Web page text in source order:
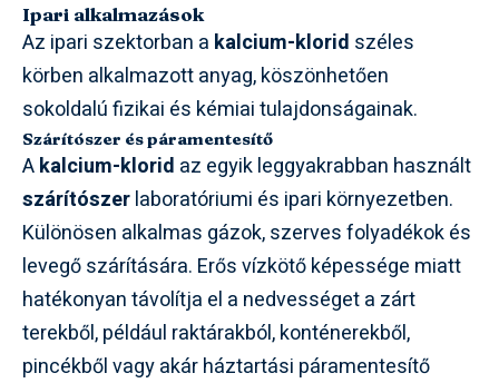
Ipari alkalmazások
Az ipari szektorban a kalcium-klorid széles
körben alkalmazott anyag, köszönhetően
sokoldalú fizikai és kémiai tulajdonságainak.
Szárítószer és páramentesítő
Akalcium-klorid az egyik leggyakrabban használt
szárítószerlaboratóriumi és ipari környezetben.
Különösen alkalmas gázok, szerves folyadékok és
levegő szárítására. Erős vízkötő képessége miatt
hatékonyan távolítja el a nedvességet a zárt
terekből, például raktárakból, konténerekből,
pincékből vagy akár háztartási páramentesítő